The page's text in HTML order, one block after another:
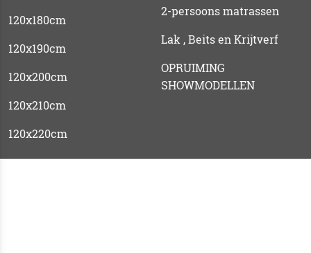
120x180cm
120x190cm
120x200cm
120x210cm
120x220cm
2-persoons matrassen
Lak , Beits en Krijtverf
OPRUIMING
SHOWMODELLEN